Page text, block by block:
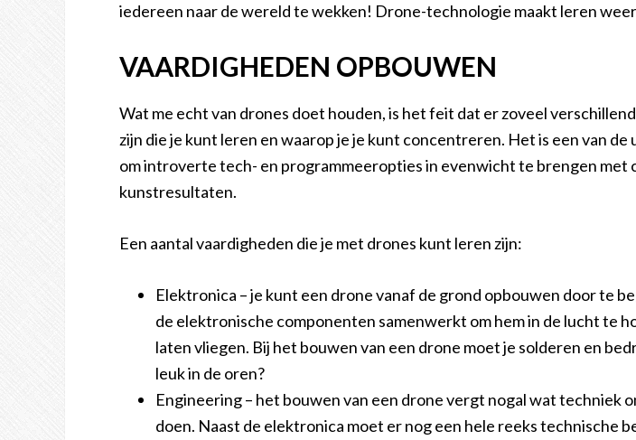
iedereen naar de wereld te wekken! Drone-technologie maakt leren
VAARDIGHEDEN OPBOUWEN
Wat me echt van drones doet houden, is het feit dat er zoveel
zijn die je kunt leren en waarop je je kunt concentreren. Het is een van de
om introverte tech- en programmeeropties in evenwicht te brengen met
kunstresultaten.
Een aantal vaardigheden die je met drones kunt leren zijn:
Elektronica – je kunt een drone vanaf de grond opbouwen door te
de elektronische componenten samenwerkt om hem in de lucht te
laten vliegen. Bij het bouwen van een drone moet je solderen en
leuk in de oren?
Engineering – het bouwen van een drone vergt nogal wat techniek
doen. Naast de elektronica moet er nog een hele reeks technische